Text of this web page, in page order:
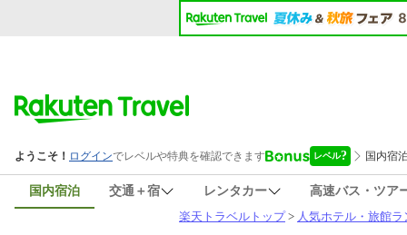
国内宿泊 交通＋宿 レンタカー
高速バス・ツア
楽天トラベルトップ> 人気ホテル・旅館ラ